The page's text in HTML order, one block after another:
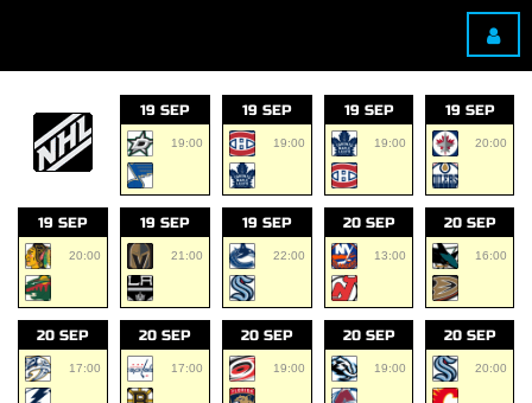
19 SEP
19:00
19 SEP
19:00
19 SEP
19:00
19 SEP
20:00
19 SEP
20:00
19 SEP
21:00
19 SEP
22:00
20 SEP
13:00
20 SEP
16:00
20 SEP
17:00
20 SEP
17:00
20 SEP
19:00
20 SEP
19:00
20 SEP
20:00